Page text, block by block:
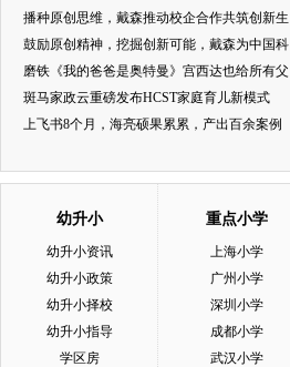
播种原创思维，戴森推动校企合作共筑创新生
鼓励原创精神，挖掘创新可能，戴森为中国科
磨铁《我的爸爸是奥特曼》宫西达也给所有父
斑马家政云重磅发布HCST家庭育儿新模式
上飞书8个月，海亮硕果累累，产出百余案例
幼升小
幼升小资讯
幼升小政策
幼升小择校
幼升小指导
学区房
重点小学
上海小学
广州小学
深圳小学
成都小学
武汉小学